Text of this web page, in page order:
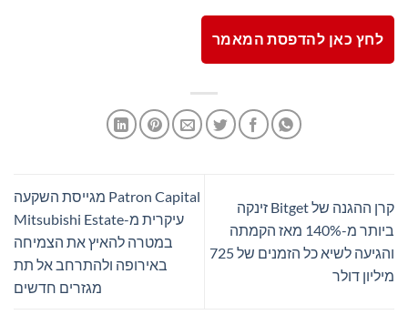
לחץ כאן להדפסת המאמר
קרן ההגנה של Bitget זינקה
ביותר מ-140% מאז הקמתה
והגיעה לשיא כל הזמנים של 725
מיליון דולר
Patron Capital מגייסת השקעה
עיקרית מ-Mitsubishi Estate
במטרה להאיץ את הצמיחה
באירופה ולהתרחב אל תת
מגזרים חדשים